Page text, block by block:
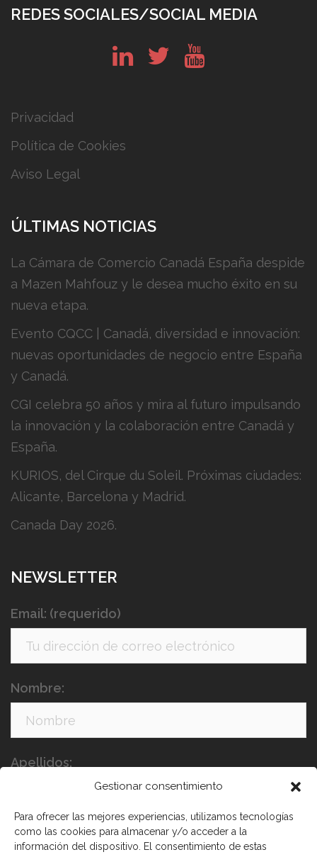
Gestionar consentimiento
Para ofrecer las mejores experiencias, utilizamos tecnologías
como las cookies para almacenar y/o acceder a la
información del dispositivo. El consentimiento de estas
REDES SOCIALES/SOCIAL MEDIA
Privacidad
Política de Cookies
Aviso Legal
ÚLTIMAS NOTICIAS
La Cámara de Comercio Canadá España despide
a Mazen Mahfouz y le desea mucho éxito en su
nueva etapa.
Evento CQCC | Canadá, diversidad e innovación:
nuevas oportunidades de negocio entre España
y Canadá.
CGI celebra 50 años y mira al futuro impulsando
la innovación y la colaboración entre Canadá y
España.
KURIOS, del Cirque du Soleil. Próximas ciudades:
Alicante, Barcelona y Madrid.
Canada Day 2026.
NEWSLETTER
Email: (requerido)
Nombre:
Apellidos: